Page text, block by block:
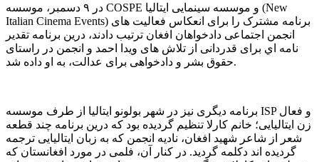
در ۹ دسمبر، موسسه COSPE و موسسه سینمایی ایتالیا (New
Italian Cinema Events) برنامه مشترک را برای انعکاس فعالیت های
انجمن اجتماعی دادخواهان افغان ترتیب دادند، درین برنامه تقدیر
نامه اي برای قدردانی از تلاش های ویدا احمد و انجمن در راستای
حقوق بشر و دادخواهی برای عدالت، به او داده شد.
برنامه دیگری نیز در شهر بولونو ایتالیا از طرف موسسه ISP و فعال
زن ایتالیایی؛ خانم کارلا تنظیم گردیده بود که درین برنامه چند قطعه
شعر از شاعر شهید افغان، نادیه انجمن که به زبان ایتالیایی ترجمه
گردیده اند دکلمه گردید. در کنار آن، فلمی در مورد افغانستان که